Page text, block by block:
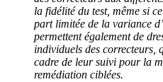
la fidélité du test, même si
part limitée de la variance
permettent également de
individuels des correcteurs,
cadre de leur suivi pour la
remédiation ciblées.